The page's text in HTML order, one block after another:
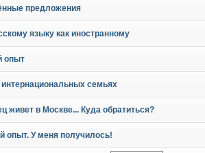
предложения
языку как иностранному
опыт
интернациональных семьях
живет в Москве... Куда обратиться?
опыт. У меня получилось!